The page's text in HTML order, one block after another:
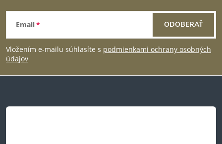
s
u
Z
á
p
t
Email
Vložením e-mailu súhlasíte s podmienkami ochrany osobných
údajov
ODOBERAŤ